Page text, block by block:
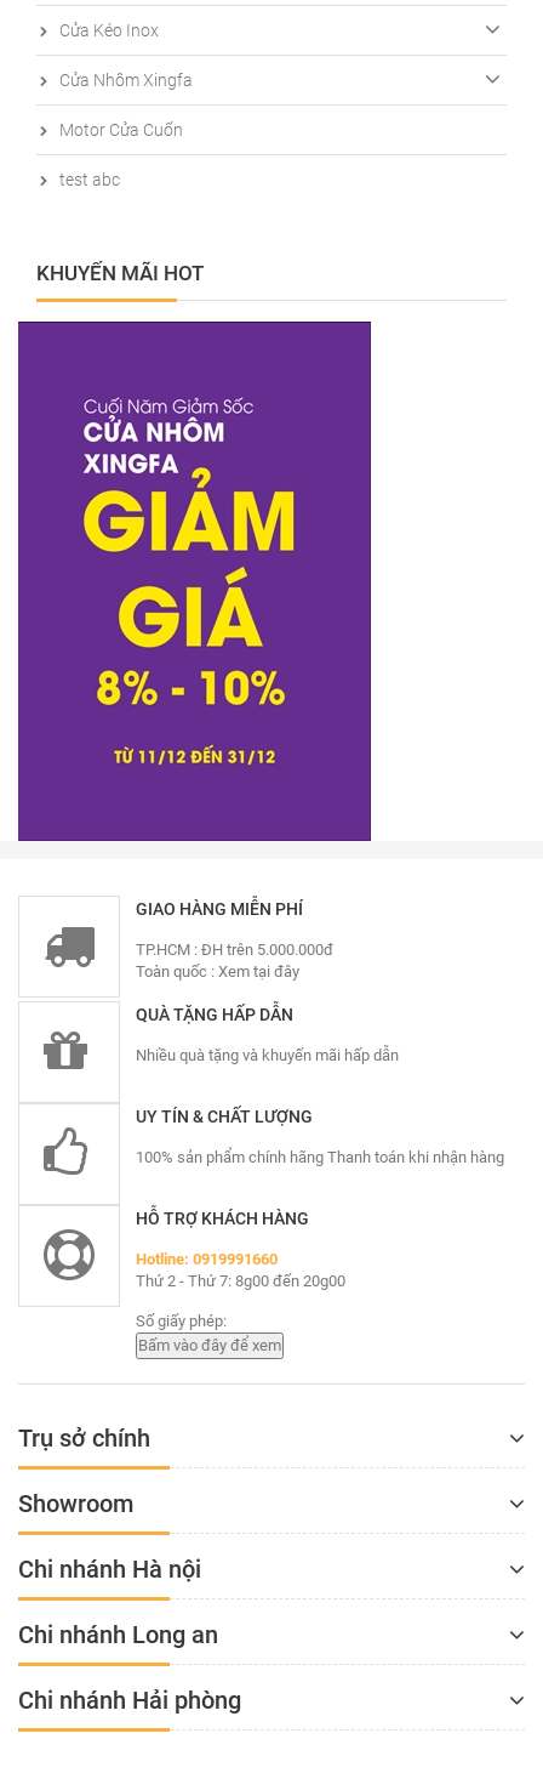
Cửa Kéo Inox
Cửa Nhôm Xingfa
Motor Cửa Cuốn
test abc
KHUYẾN MÃI HOT
GIAO HÀNG MIỄN PHÍ
TP.HCM : ĐH trên 5.000.000đ
Toàn quốc : Xem tại đây
QUÀ TẶNG HẤP DẪN
Nhiều quà tặng và khuyến mãi hấp dẫn
UY TÍN & CHẤT LƯỢNG
100% sản phẩm chính hãng Thanh toán khi nhận hàng
HỖ TRỢ KHÁCH HÀNG
Hotline: 0919991660
Thứ 2 - Thứ 7: 8g00 đến 20g00
Số giấy phép:
Trụ sở chính
Showroom
Chi nhánh Hà nội
Chi nhánh Long an
Chi nhánh Hải phòng